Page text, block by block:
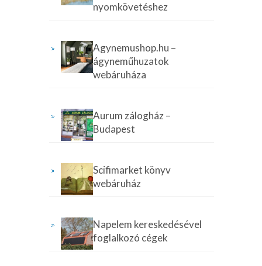
nyomkövetéshez
Agynemushop.hu –
ágyneműhuzatok
webáruháza
Aurum zálogház –
Budapest
Scifimarket könyv
webáruház
Napelem kereskedésével
foglalkozó cégek